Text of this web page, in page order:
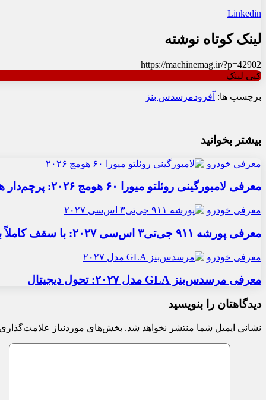
Linkedin
لینک کوتاه نوشته
https://machinemag.ir/?p=42902
کپی لینک
برچسب ها: آفرودمرسدس بنز
بیشتر بخوانید
معرفی خودرو
معرفی لامبورگینی روئلتو میورا ۶۰ هومج ۲۰۲۶: پرچم‌دار هیبریدی
معرفی خودرو
معرفی پورشه ۹۱۱ جی‌تی۳ اس‌سی ۲۰۲۷: با سقف کاملاً برقی
معرفی خودرو
معرفی مرسدس‌بنز GLA مدل ۲۰۲۷: تحول دیجیتال
دیدگاهتان را بنویسید
نشانی ایمیل شما منتشر نخواهد شد. بخش‌های موردنیاز